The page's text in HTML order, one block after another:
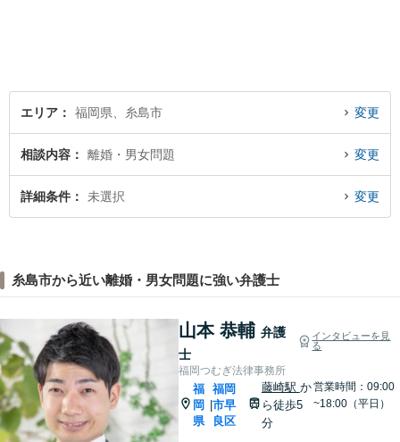
エリア 福岡県、糸島市 変更
相談内容 離婚・男女問題 変更
詳細条件 未選択 変更
糸島市から近い離婚・男女問題に強い弁護士
山本 恭輔 弁護
士
インタビューを見
る
福岡つむぎ法律事務所
福
岡
県
|
福岡
市早
良区
藤崎駅 か
ら徒歩5
分
営業時間：09:00
~18:00（平日）